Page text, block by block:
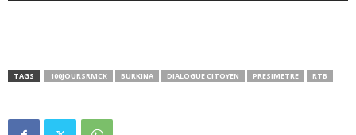
TAGS 100JOURSRMCK BURKINA DIALOGUE CITOYEN PRESIMETRE RTB